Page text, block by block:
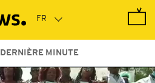
DERNIÈRE MINUTE